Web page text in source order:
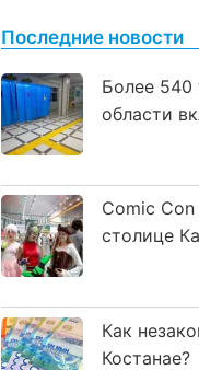
Последние новости
Более 540
области
Comic
столице
Как
Костанае?